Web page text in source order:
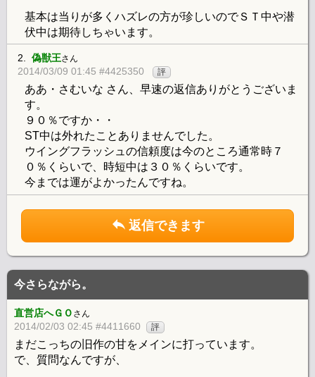
基本は当りが多くハズレの方が珍しいのでＳＴ中や潜
伏中は期待しちゃいます。
2. 偽獣王さん
2014/03/09 01:45 #4425350 評
ああ・さむいな さん、早速の返信ありがとうございま
す。
９０％ですか・・
ST中は外れたことありませんでした。
ウイングフラッシュの信頼度は今のところ通常時７
０％くらいで、時短中は３０％くらいです。
今までは運がよかったんですね。
返信できます
今さらながら。
直営店へＧＯ さん
2014/02/03 02:45 #4411660 評
まだこっちの旧作の甘をメインに打っています。
で、質問なんですが、